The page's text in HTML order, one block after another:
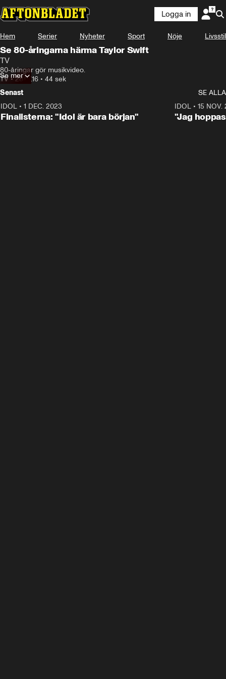
Logga in
Hem Serier Nyheter Sport Nöje Livsstil
Se 80-åringarna härma Taylor Swift
TV
80-åringar gör musikvideo.
TV •28.07.16 • 44 sek
Se mer
Senast
SE ALLA
IDOL • 1 DEC. 2023
Finalisterna: "Idol är bara början"
IDOL• 15 NOV.
"Jag